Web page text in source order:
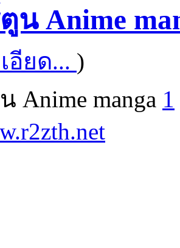
น Anime
อียด... )
Anime manga 1